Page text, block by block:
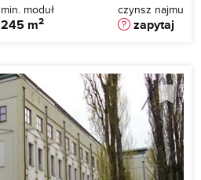
min. moduł
245 m2
czynsz najmu
zapytaj